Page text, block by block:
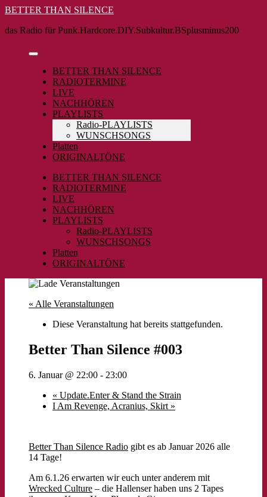
Skip
content
BETTER THAN SILENCE
das Radio für Punk.Hardcore.DIY.Subkultur.BSplusminus200
BETTER THAN SILENCE
RADIOTERMINE
LIVE
NACHHÖREN
PLAYLISTS
Radio-PLAYLISTS
WUNSCHSONGS
Platten
ORIGINALTÖNE
BETTER THAN SILENCE
RADIOTERMINE
LIVE
NACHHÖREN
PLAYLISTS
Radio-PLAYLISTS
WUNSCHSONGS
Platten
ORIGINALTÖNE
« Alle Veranstaltungen
Diese Veranstaltung hat bereits stattgefunden.
Better Than Silence #003
6. Januar @ 22:00 - 23:00
« Update.Enter & Stand the Strain
I Am Revenge, Acranius, Skirt »
Better Than Silence Radio gibt es ab Januar 2026 alle
14 Tage!
Am 6.1.26 erwarten wir euch unter anderem mit
Wrecked Culture – die Hallenser haben uns 2 Tapes